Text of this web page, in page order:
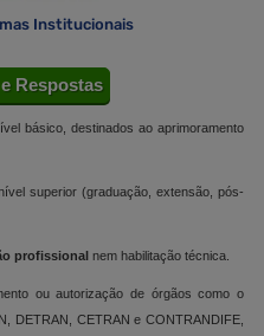
Institucionais
Respostas
básico, destinados ao aprimoramento
superior (graduação, extensão, pós-
profissional nem habilitação técnica.
ou autorização de órgãos como o
DETRAN, CETRAN e CONTRANDIFE,